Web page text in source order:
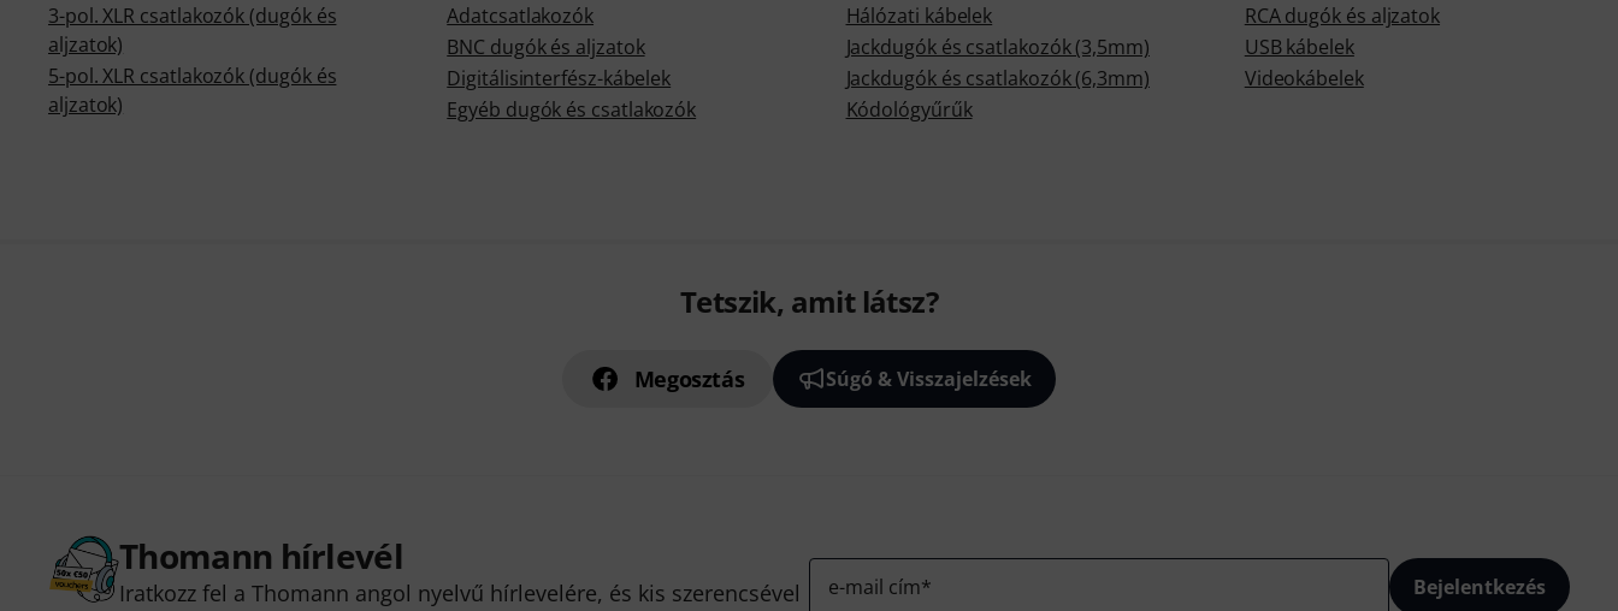
3-pol. XLR csatlakozók (dugók és
aljzatok)
5-pol. XLR csatlakozók (dugók és
aljzatok)
Adatcsatlakozók
BNC dugók és aljzatok
Digitálisinterfész-kábelek
Egyéb dugók és csatlakozók
Hálózati kábelek
Jackdugók és csatlakozók (3,5mm)
Jackdugók és csatlakozók (6,3mm)
Kódológyűrűk
RCA dugók és aljzatok
USB kábelek
Videokábelek
Tetszik, amit látsz?
Megosztás Súgó & Visszajelzések
Thomann hírlevél
Iratkozz fel a Thomann angol nyelvű hírlevelére, és kis szerencsével
e-mail cím* Bejelentkezés